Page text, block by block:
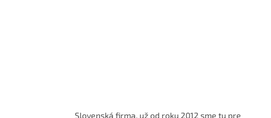
Slovenská firma, už od roku 2012 sme tu pre